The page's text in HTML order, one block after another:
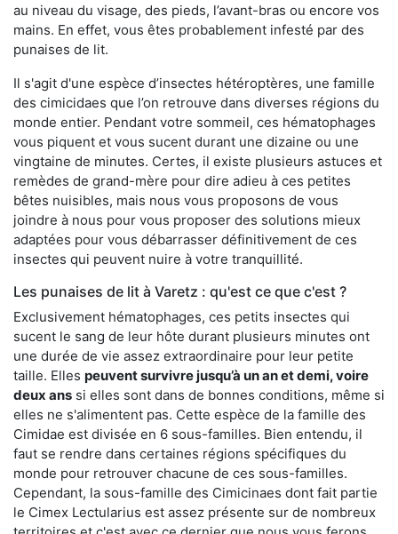
au niveau du visage, des pieds, l’avant-bras ou encore vos
mains. En effet, vous êtes probablement infesté par des
punaises de lit.
Il s'agit d'une espèce d’insectes hétéroptères, une famille
des cimicidaes que l’on retrouve dans diverses régions du
monde entier. Pendant votre sommeil, ces hématophages
vous piquent et vous sucent durant une dizaine ou une
vingtaine de minutes. Certes, il existe plusieurs astuces et
remèdes de grand-mère pour dire adieu à ces petites
bêtes nuisibles, mais nous vous proposons de vous
joindre à nous pour vous proposer des solutions mieux
adaptées pour vous débarrasser définitivement de ces
insectes qui peuvent nuire à votre tranquillité.
Les punaises de lit à Varetz : qu'est ce que c'est ?
Exclusivement hématophages, ces petits insectes qui
sucent le sang de leur hôte durant plusieurs minutes ont
une durée de vie assez extraordinaire pour leur petite
taille. Elles peuvent survivre jusqu’à un an et demi, voire
deux ans si elles sont dans de bonnes conditions, même si
elles ne s'alimentent pas. Cette espèce de la famille des
Cimidae est divisée en 6 sous-familles. Bien entendu, il
faut se rendre dans certaines régions spécifiques du
monde pour retrouver chacune de ces sous-familles.
Cependant, la sous-famille des Cimicinaes dont fait partie
le Cimex Lectularius est assez présente sur de nombreux